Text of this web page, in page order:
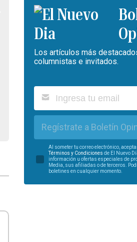
Los artículos más
columnistas e invitados.
Regístrate a Boletín
Al someter tu correo electrónico,
Términos y Condiciones de El Nuevo
información u ofertas especiales de
Media, sus afiliadas o de terceros.
boletines en cualquier momento.